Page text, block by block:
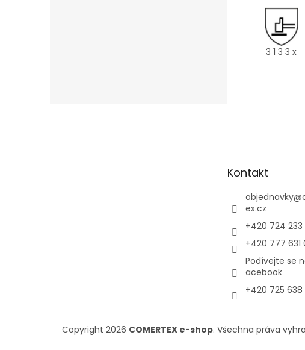
3 1 3 3 x
Kontakt
objednavky@
ex.cz
+420 724 233
+420 777 631
Podívejte se
acebook
+420 725 638
Copyright 2026 COMERTEX e-shop. Všechna práva